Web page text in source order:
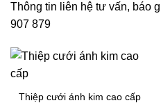
Thông tin liên hệ tư vấn, báo
907 879
Thiệp cưới ánh kim cao cấp